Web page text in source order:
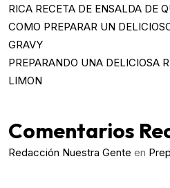
RICA RECETA DE ENSALDA DE
COMO PREPARAR UN
GRAVY
PREPARANDO UNA DELICIOSA
LIMON
Comentarios
Redacción Nuestra Gente en